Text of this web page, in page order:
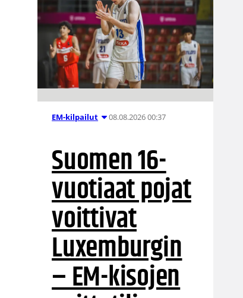
EM-kilpailut 08.08.2026 00:37
Suomen 16-
vuotiaat pojat
voittivat
Luxemburgin
– EM-kisojen